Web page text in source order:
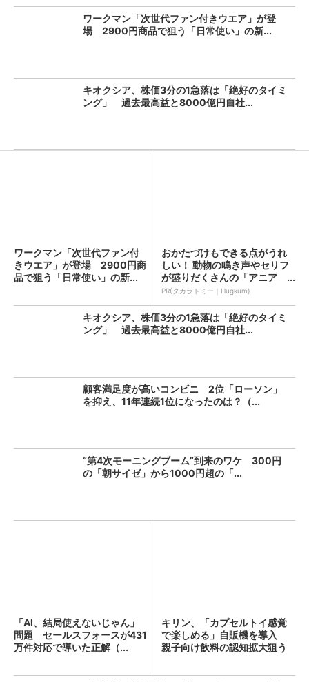
ワークマン「次世代ファン付きウエア」が登
場 2900円商品で狙う「日常使い」の新...
キオクシア、株価3分の1急落は「絶好のタイミ
ング」 過去最高益と8000億円自社...
ワークマン「次世代ファン付
きウエア」が登場 2900円商
品で狙う「日常使い」の新...
おかたづけもできる点がうれ
しい！ 動物の鳴き声やセリフ
が盛りだくさんの「アニア ...
PR(タカラトミー｜Hugkum)
キオクシア、株価3分の1急落は「絶好のタイミ
ング」 過去最高益と8000億円自社...
顧客満足度が高いコンビニ 2位「ローソン」
を抑え、11年連続1位になったのは？（...
“第4次モーニングブーム”到来のワケ 300円
の「朝サイゼ」から1000円超の「...
「AI、結局使えないじゃん」
問題 セールスフォースが431
万件対応で導いた正解（...
キリン、「カプセルトイ感覚
で楽しめる」自販機を導入
親子向け飲料の認知拡大狙う